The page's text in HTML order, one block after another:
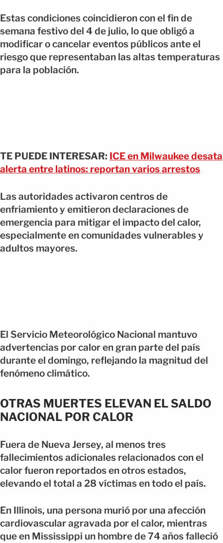
Estas condiciones coincidieron con el fin de
semana festivo del 4 de julio, lo que obligó a
modificar o cancelar eventos públicos ante el
riesgo que representaban las altas temperaturas
para la población.
TE PUEDE INTERESAR: ICE en Milwaukee desata
alerta entre latinos: reportan varios arrestos
Las autoridades activaron centros de
enfriamiento y emitieron declaraciones de
emergencia para mitigar el impacto del calor,
especialmente en comunidades vulnerables y
adultos mayores.
El Servicio Meteorológico Nacional mantuvo
advertencias por calor en gran parte del país
durante el domingo, reflejando la magnitud del
fenómeno climático.
OTRAS MUERTES ELEVAN EL SALDO
NACIONAL POR CALOR
Fuera de Nueva Jersey, al menos tres
fallecimientos adicionales relacionados con el
calor fueron reportados en otros estados,
elevando el total a 28 víctimas en todo el país.
En Illinois, una persona murió por una afección
cardiovascular agravada por el calor, mientras
que en Mississippi un hombre de 74 años falleció